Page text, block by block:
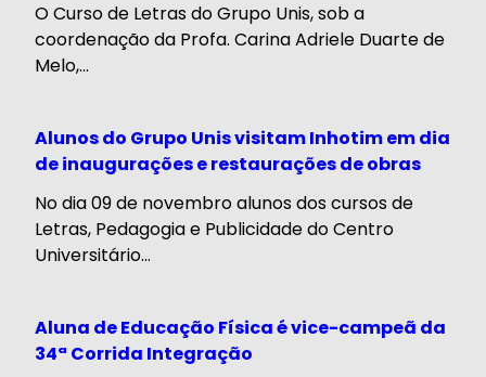
O Curso de Letras do Grupo Unis, sob a
coordenação da Profa. Carina Adriele Duarte de
Melo,...
Alunos do Grupo Unis visitam Inhotim em dia
de inaugurações e restaurações de obras
No dia 09 de novembro alunos dos cursos de
Letras, Pedagogia e Publicidade do Centro
Universitário...
Aluna de Educação Física é vice-campeã da
34ª Corrida Integração